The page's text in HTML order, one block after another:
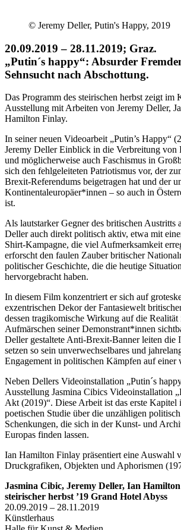
© Jeremy Deller, Putin's Happy, 2019
20.09.2019 – 28.11.2019; Graz.
„Putin´s happy“: Absurder
Sehnsucht nach Abschottung.
Das Programm des steirischen herbst zeigt im
Ausstellung mit Arbeiten von Jeremy Deller,
Hamilton Finlay.
In seiner neuen Videoarbeit „Putin’s Happy“
Jeremy Deller Einblick in die Verbreitung von
und möglicherweise auch Faschismus in
sich den fehlgeleiteten Patriotismus vor, der
Brexit-Referendums beigetragen hat und der
Kontinentaleuropäer*innen – so auch in
ist.
Als lautstarker Gegner des britischen Austritts
Deller auch direkt politisch aktiv, etwa mit
Shirt-Kampagne, die viel Aufmerksamkeit
erforscht den faulen Zauber britischer
politischer Geschichte, die die heutige
hervorgebracht haben.
In diesem Film konzentriert er sich auf
exzentrischen Dekor der Fantasiewelt
dessen tragikomische Wirkung auf die Realität
Aufmärschen seiner Demonstrant*innen
Deller gestaltete Anti-Brexit-Banner leiten die
setzen so sein unverwechselbares und
Engagement in politischen Kämpfen auf einer
Neben Dellers Videoinstallation „Putin´s
Ausstellung Jasmina Cibics Videoinstallation
Akt (2019)“. Diese Arbeit ist das erste Kapitel
poetischen Studie über die unzähligen
Schenkungen, die sich in der Kunst- und
Europas finden lassen.
Ian Hamilton Finlay präsentiert eine Auswahl
Druckgrafiken, Objekten und Aphorismen
Jasmina Cibic, Jeremy Deller, Ian
steirischer herbst ’19 Grand Hotel Abyss
20.09.2019 – 28.11.2019
Künstlerhaus